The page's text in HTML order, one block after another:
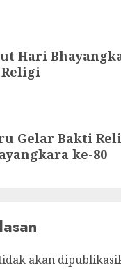
Hari
Gelar Bakti
ke-80
akan